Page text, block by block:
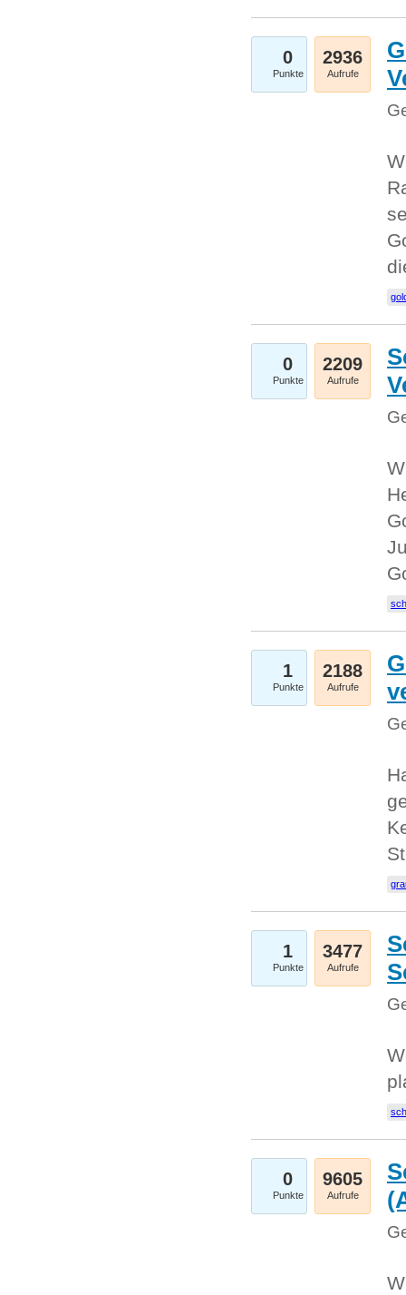
0
Punkte
2936
Aufrufe
0
Punkte
2209
Aufrufe
1
Punkte
2188
Aufrufe
1
Punkte
3477
Aufrufe
0
Punkte
9605
Aufrufe